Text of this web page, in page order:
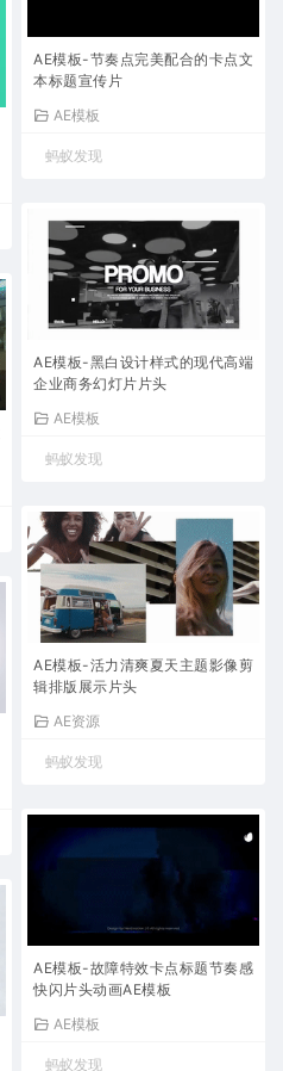
AE模板-节奏点完美配合的卡点文
本标题宣传片
AE模板
蚂蚁发现
AE模板-黑白设计样式的现代高端
企业商务幻灯片片头
AE模板
蚂蚁发现
AE模板-活力清爽夏天主题影像剪
辑排版展示片头
AE资源
蚂蚁发现
AE模板-故障特效卡点标题节奏感
快闪片头动画AE模板
AE模板
蚂蚁发现